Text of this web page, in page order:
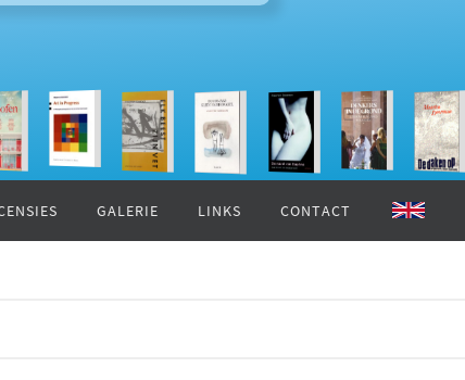
GALERIE LINKS CONTACT